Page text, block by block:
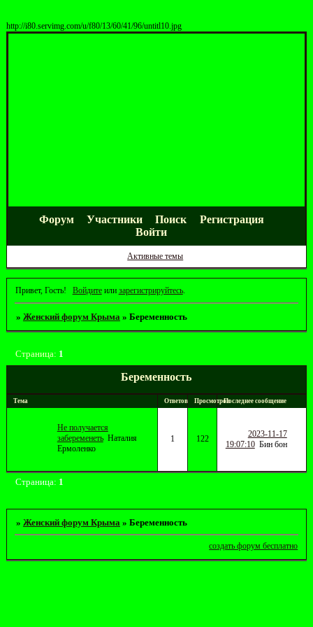
http://i80.servimg.com/u/f80/13/60/41/96/untitl10.jpg
Форум Участники Поиск
Регистрация
Войти
Активные темы
Привет, Гость! Войдитеили зарегистрируйтесь.
» Женский форум Крыма » Беременность
Беременность
Страница: 1
Тема Ответов ПросмотровПоследнее сообщение
Не получается
забеременеть Наталия
Ермоленко
1 122
2023-11-17
19:07:10 Бин бон
Страница: 1
» Женский форум Крыма » Беременность
создать форум бесплатно